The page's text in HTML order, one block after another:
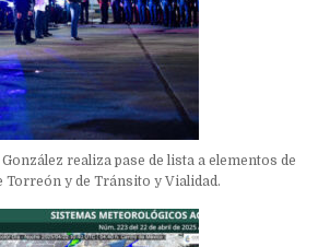
realiza pase de lista a elementos de
Torreón y de Tránsito y Vialidad.